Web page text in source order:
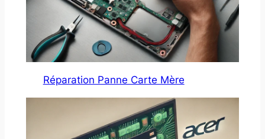
Réparation Panne Carte Mère